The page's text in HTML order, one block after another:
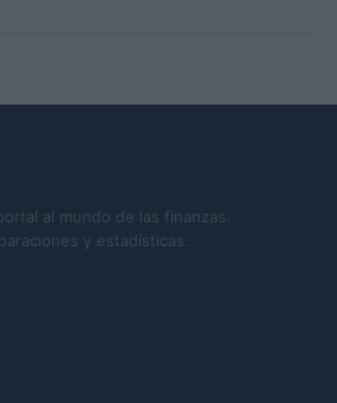
al mundo de las finanzas.
y estadísticas.